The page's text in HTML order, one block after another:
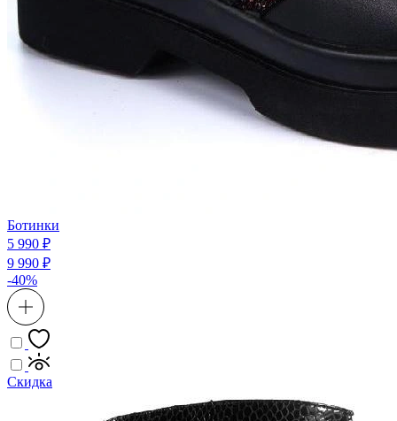
Ботинки
5 990 ₽
9 990 ₽
-40%
Скидка